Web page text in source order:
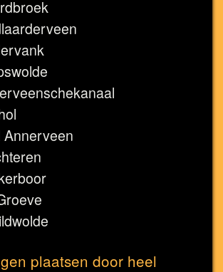
Annerveen
plaatsen door heel